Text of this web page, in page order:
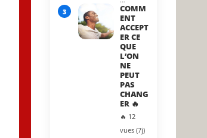
3
COMM
ENT
ACCEPT
ER CE
QUE
L’ON
NE
PEUT
PAS
CHANG
ER 🔥
🔥 12
vues (7j)